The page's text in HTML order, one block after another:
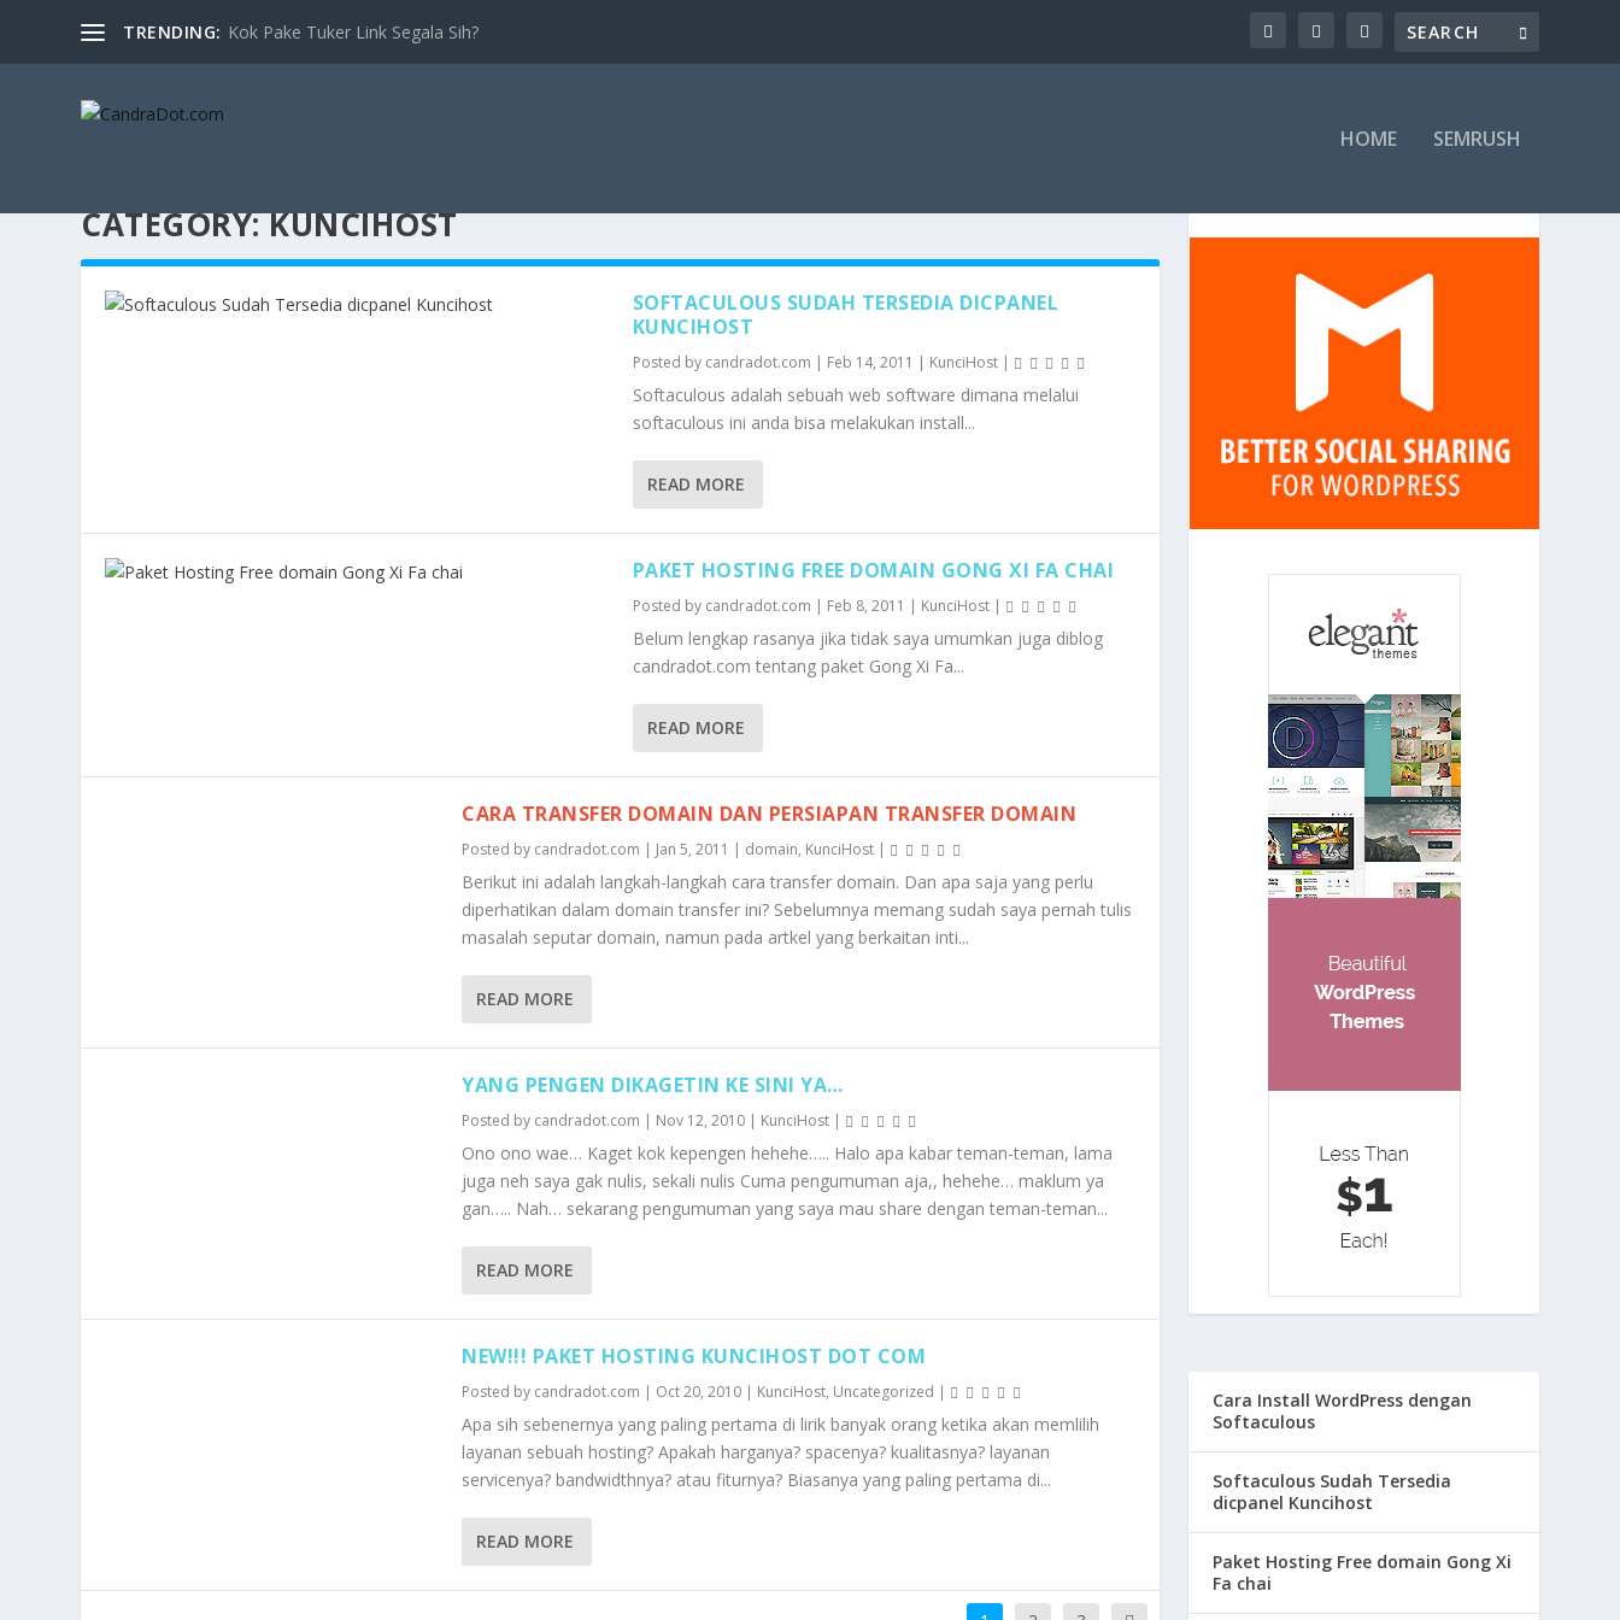
TRENDING: Kok Pake Tuker Link Segala Sih?
HOME SEMRUSH
CATEGORY:KUNCIHOST
SOFTACULOUS SUDAH TERSEDIA DICPANEL
KUNCIHOST
Posted by candradot.com | Feb 14, 2011 | KunciHost|
Softaculous adalah sebuah web software dimana melalui
softaculous ini anda bisa melakukan install...
READ MORE
PAKET HOSTING FREE DOMAIN GONG XI FA CHAI
Posted by candradot.com | Feb 8, 2011 | KunciHost|
Belum lengkap rasanya jika tidak saya umumkan juga diblog
candradot.com tentang paket Gong Xi Fa...
READ MORE
CARA TRANSFER DOMAIN DAN PERSIAPAN TRANSFER DOMAIN
Posted by candradot.com | Jan 5, 2011 | domain, KunciHost |
Berikut ini adalah langkah-langkah cara transfer domain. Dan apa saja yang perlu
diperhatikan dalam domain transfer ini? Sebelumnya memang sudah saya pernah tulis
masalah seputar domain, namun pada artkel yang berkaitan inti...
READ MORE
YANG PENGEN DIKAGETIN KE SINI YA…
Posted by candradot.com | Nov 12, 2010 | KunciHost |
Ono ono wae… Kaget kok kepengen hehehe….. Halo apa kabar teman-teman, lama
juga neh saya gak nulis, sekali nulis Cuma pengumuman aja,, hehehe… maklum ya
gan….. Nah… sekarang pengumuman yang saya mau share dengan teman-teman...
READ MORE
NEW!!! PAKET HOSTING KUNCIHOST DOT COM
Posted by candradot.com | Oct 20, 2010 | KunciHost, Uncategorized |
Apa sih sebenernya yang paling pertama di lirik banyak orang ketika akan memlilih
layanan sebuah hosting? Apakah harganya? spacenya? kualitasnya? layanan
servicenya? bandwidthnya? atau fiturnya? Biasanya yang paling pertama di...
READ MORE
Cara Install WordPress dengan
Softaculous
Softaculous Sudah Tersedia
dicpanel Kuncihost
Paket Hosting Free domain Gong Xi
Fa chai